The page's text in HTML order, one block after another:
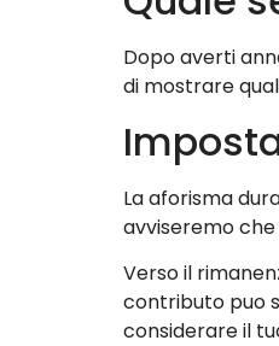
Dopo averti
di mostrare
La aforisma
avviseremo che
Verso il
contributo puo
considerare il